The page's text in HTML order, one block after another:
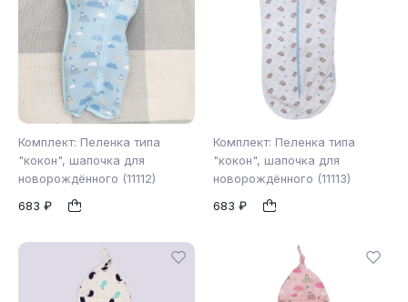
Комплект: Пеленка типа
"кокон", шапочка для
новорождённого (11112)
683 ₽
1
Комплект: Пеленка типа
"кокон", шапочка для
новорождённого (11113)
683 ₽
1